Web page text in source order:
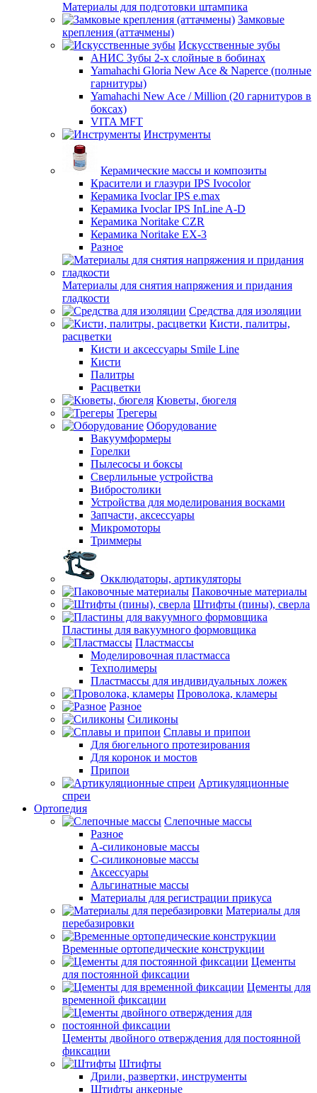
Материалы для подготовки штампика
Замковые
крепления (аттачмены)
Искусственные зубы
АНИС Зубы 2-х слойные в бобинах
Yamahachi Gloria New Ace & Naperce (полные
гарнитуры)
Yamahachi New Ace / Million (20 гарнитуров в
боксах)
VITA MFT
Инструменты
Керамические массы и композиты
Красители и глазури IPS Ivocolor
Керамика Ivoclar IPS e.max
Керамика Ivoclar IPS InLine A-D
Керамика Noritake CZR
Керамика Noritake EX-3
Разное
Материалы для снятия напряжения и придания
гладкости
Средства для изоляции
Кисти, палитры,
расцветки
Кисти и аксессуары Smile Line
Кисти
Палитры
Расцветки
Кюветы, бюгеля
Трегеры
Оборудование
Вакуумформеры
Горелки
Пылесосы и боксы
Сверлильные устройства
Вибростолики
Устройства для моделирования восками
Запчасти, аксессуары
Микромоторы
Триммеры
Окклюдаторы, артикуляторы
Паковочные материалы
Штифты (пины), сверла
Пластины для вакуумного формовщика
Пластмассы
Моделировочная пластмасса
Техполимеры
Пластмассы для индивидуальных ложек
Проволока, кламеры
Разное
Силиконы
Сплавы и припои
Для бюгельного протезирования
Для коронок и мостов
Припои
Артикуляционные
спреи
Ортопедия
Слепочные массы
Разное
А-силиконовые массы
С-силиконовые массы
Аксессуары
Альгинатные массы
Материалы для регистрации прикуса
Материалы для
перебазировки
Временные ортопедические конструкции
Цементы
для постоянной фиксации
Цементы для
временной фиксации
Цементы двойного отверждения для постоянной
фиксации
Штифты
Дрили, развертки, инструменты
Штифты анкерные